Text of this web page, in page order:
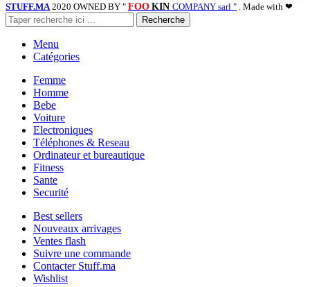
STUFF.MA 2020 OWNED BY " FOO KIN COMPANY sarl " . Made with ❤
Recherche
Menu
Catégories
Femme
Homme
Bebe
Voiture
Electroniques
Téléphones & Reseau
Ordinateur et bureautique
Fitness
Sante
Securité
Best sellers
Nouveaux arrivages
Ventes flash
Suivre une commande
Contacter Stuff.ma
Wishlist